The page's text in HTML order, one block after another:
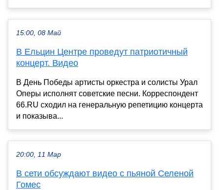
15:00, 08 Май
В Ельцин Центре проведут патриотичный
концерт. Видео
В День Победы артисты оркестра и солисты Урал
Оперы исполнят советские песни. Корреспондент
66.RU сходил на генеральную репетицию концерта
и показыва...
20:00, 11 Мар
В сети обсуждают видео с пьяной Селеной
Гомес